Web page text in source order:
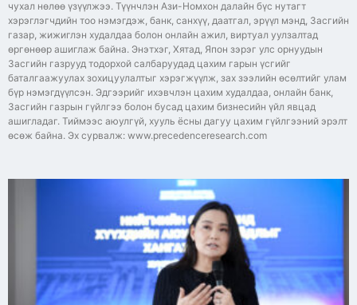
чухал нөлөө үзүүлжээ. Түүнчлэн Ази-Номхон далайн бүс нутагт
хэрэглэгчдийн тоо нэмэгдэж, банк, санхүү, даатгал, эрүүл мэнд, Засгийн
газар, жижиглэн худалдаа болон онлайн ажил, виртуал уулзалтад
өргөнөөр ашиглаж байна. Энэтхэг, Хятад, Япон зэрэг улс орнуудын
Засгийн газрууд тодорхой салбаруудад цахим гарын үсгийг
баталгаажуулах зохицуулалтыг хэрэгжүүлж, зах зээлийн өсөлтийг улам
бүр нэмэгдүүлсэн. Эдгээрийг ихэвчлэн цахим худалдаа, онлайн банк,
Засгийн газрын гүйлгээ болон бусад цахим бизнесийн үйл явцад
ашигладаг. Тиймээс аюулгүй, хууль ёсны дагуу цахим гүйлгээний эрэлт
өсөж байна. Эх сурвалж: www.precedenceresearch.com